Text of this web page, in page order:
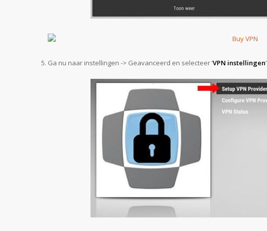
Ga nu naar instellingen -> Geavanceerd en selecteer ‘VPN instellingen‘